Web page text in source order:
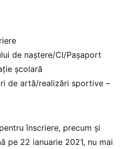
de naștere/CI/Pașaport
școlară
de artă/realizări sportive –
înscriere, precum și
pe 22 ianuarie 2021, nu mai